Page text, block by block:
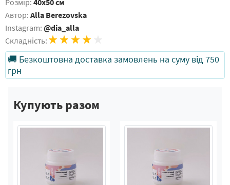
Розмір: 40x50 см
Автор: Alla Berezovska
Instagram: @dia_alla
Складність:
🚚 Безкоштовна доставка замовлень на суму від 750
грн
Купують разом